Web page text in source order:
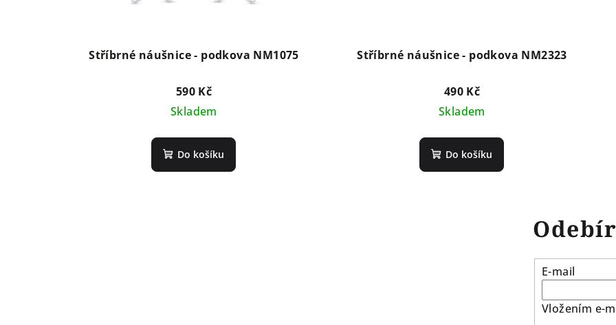
Stříbrné náušnice - podkova NM1075
590 Kč
Skladem
Do košíku
Stříbrné náušnice - podkova NM2323
490 Kč
Skladem
Do košíku
E-mail
Vložením e-